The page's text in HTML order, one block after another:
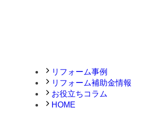
リフォーム事例
リフォーム補助金情報
お役立ちコラム
HOME